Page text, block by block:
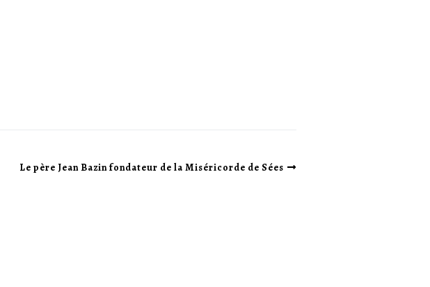
Le père Jean Bazin fondateur de la Miséricorde de Sées